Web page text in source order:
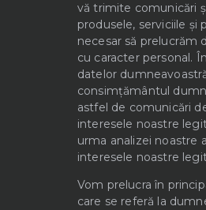
vă trimite comunicări
produsele, serviciile și
necesar să prelucrăm
cu caracter personal.
datelor
consimțământul
astfel de comunicări
interesele noastre
urma analizei noastre
interesele noastre
Vom prelucra în
care se referă la